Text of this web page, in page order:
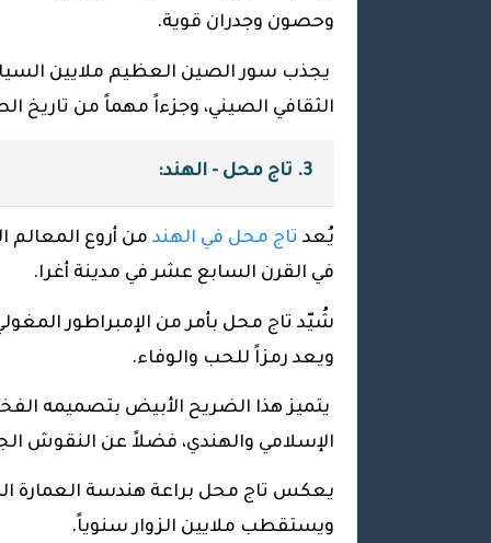
وحصون وجدران قوية.
يجذب سور الصين العظيم ملايين
الثقافي الصيني، وجزءاً مهماً من تاريخ
3. تاج محل - الهند:
يُعد تاج محل في الهند من أروع المعالم
في القرن السابع عشر في مدينة أغرا.
شُيّد تاج محل بأمر من الإمبراطور
ويعد رمزاً للحب والوفاء.
يتميز هذا الضريح الأبيض بتصميمه
الإسلامي والهندي، فضلاً عن النقوش
يعكس تاج محل براعة هندسة العمارة
ويستقطب ملايين الزوار سنوياً.